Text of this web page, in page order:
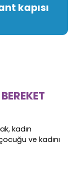
kapısı
kadın
ve kadını